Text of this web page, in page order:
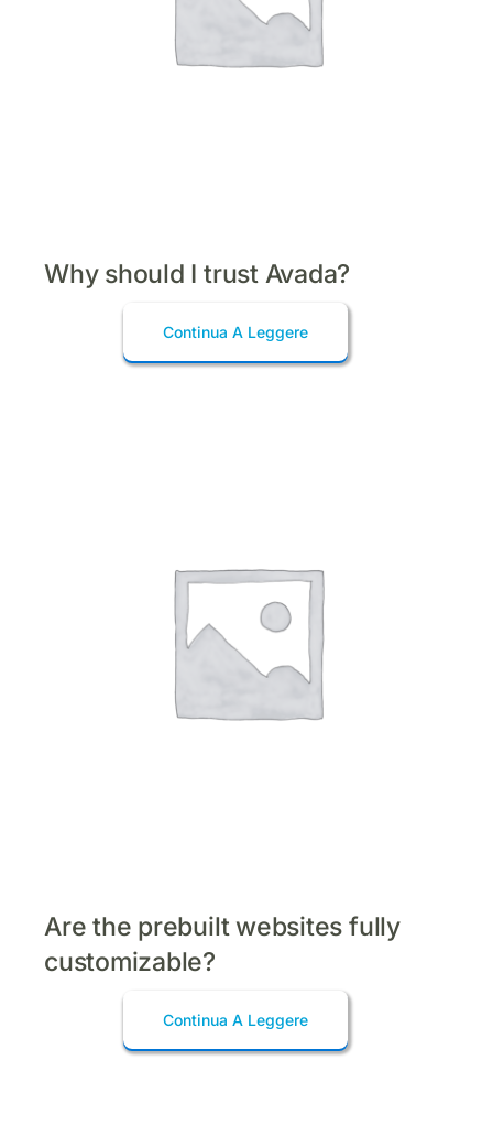
Why should I trust Avada?
Continua A Leggere
Are the prebuilt websites fully
customizable?
Continua A Leggere